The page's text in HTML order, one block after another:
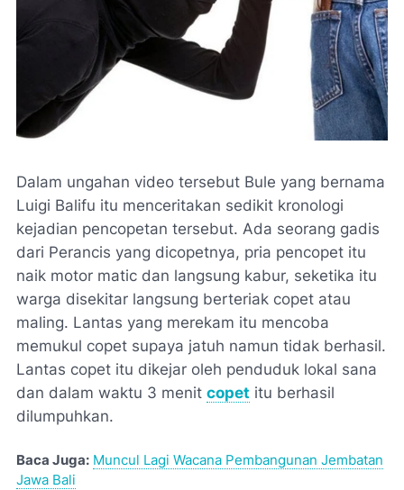
Dalam ungahan video tersebut Bule yang bernama
Luigi Balifu itu menceritakan sedikit kronologi
kejadian pencopetan tersebut. Ada seorang gadis
dari Perancis yang dicopetnya, pria pencopet itu
naik motor matic dan langsung kabur, seketika itu
warga disekitar langsung berteriak copet atau
maling. Lantas yang merekam itu mencoba
memukul copet supaya jatuh namun tidak berhasil.
Lantas copet itu dikejar oleh penduduk lokal sana
dan dalam waktu 3 menit copet itu berhasil
dilumpuhkan.
Baca Juga: Muncul Lagi Wacana Pembangunan Jembatan
Jawa Bali